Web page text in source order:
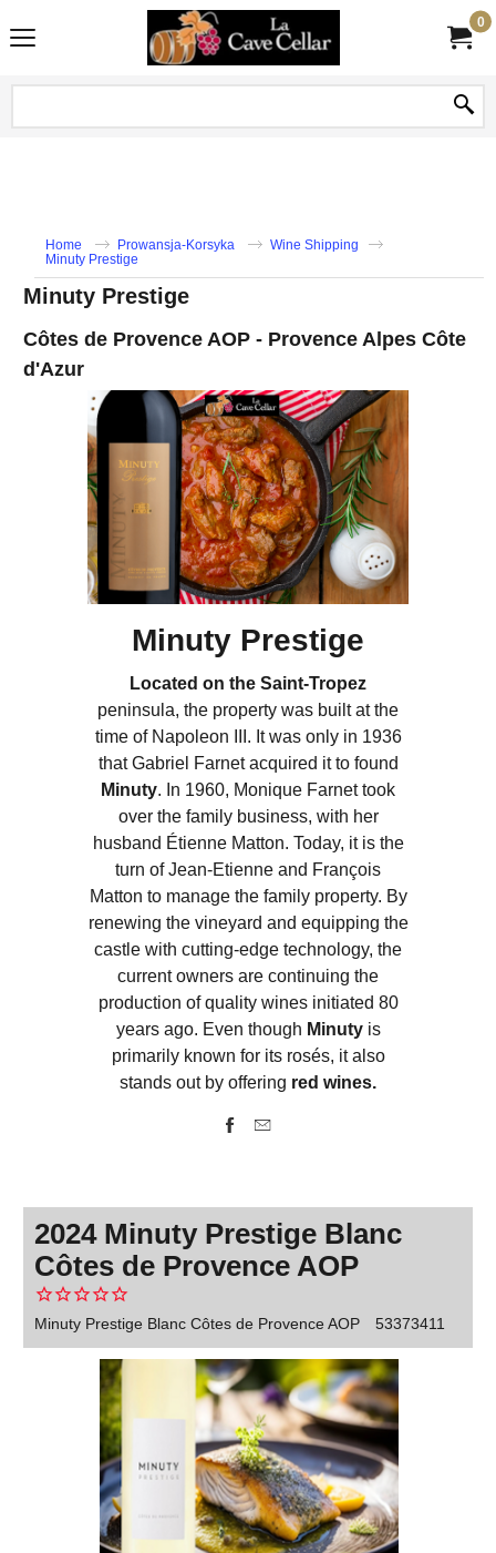
0
Home Prowansja-Korsyka
Wine Shipping
Minuty Prestige
Minuty Prestige
Côtes de Provence AOP - Provence Alpes Côte
d'Azur
Minuty Prestige
Located on the Saint-Tropez
peninsula, the property was built at the
time of Napoleon III. It was only in 1936
that Gabriel Farnet acquired it to found
Minuty. In 1960, Monique Farnet took
over the family business, with her
husband Étienne Matton. Today, it is the
turn of Jean-Etienne and François
Matton to manage the family property. By
renewing the vineyard and equipping the
castle with cutting-edge technology, the
current owners are continuing the
production of quality wines initiated 80
years ago. Even though Minutyis
primarily known for its rosés, it also
stands out by offering red wines.
2024 Minuty Prestige Blanc
Côtes de Provence AOP
Minuty Prestige Blanc Côtes de Provence AOP 53373411